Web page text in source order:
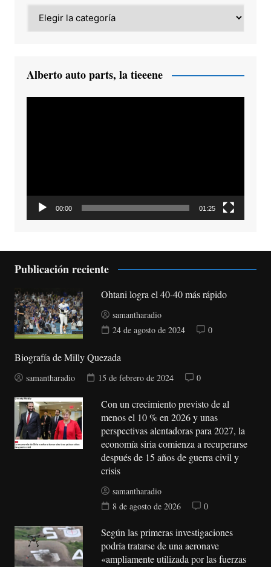
Alberto auto parts, la tieeene
00:00 01:25
Publicación reciente
Ohtani logra el 40-40 más rápido
samantharadio
24 de agosto de 2024
0
Biografía de Milly Quezada
samantharadio 15 de febrero de 2024 0
Con un crecimiento previsto de al
menos el 10 % en 2026 y unas
perspectivas alentadoras para 2027, la
economía siria comienza a recuperarse
después de 15 años de guerra civil y
crisis
samantharadio
8 de agosto de 2026
0
Según las primeras investigaciones
podría tratarse de una aeronave
«ampliamente utilizada por las fuerzas